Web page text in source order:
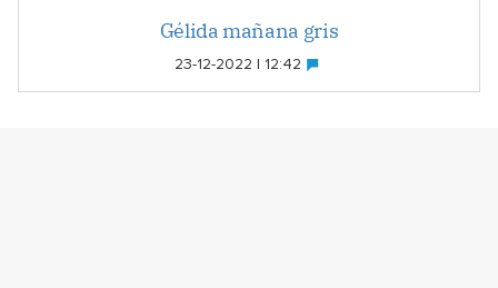
Gélida mañana gris
23-12-2022 | 12:42